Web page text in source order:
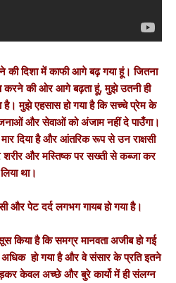
दिशा में काफी आगे बढ़ गया हूं। जितना
करने की ओर आगे बढ़ता हूं, मुझे उतनी ही
है। मुझे एहसास हो गया है कि सच्चे प्रेम के
और सेवाओं को अंजाम नहीं दे पाउँगा।
दिया है और आंतरिक रूप से उन राक्षसी
शरीर और मस्तिष्क पर सख्ती से कब्जा कर
लिया था।
और पेट दर्द लगभग गायब हो गया है।
किया है कि समग्र मानवता अजीब हो गई
हो गया है और वे संसार के प्रति इतने
केवल अच्छे और बुरे कार्यो में ही संलग्न